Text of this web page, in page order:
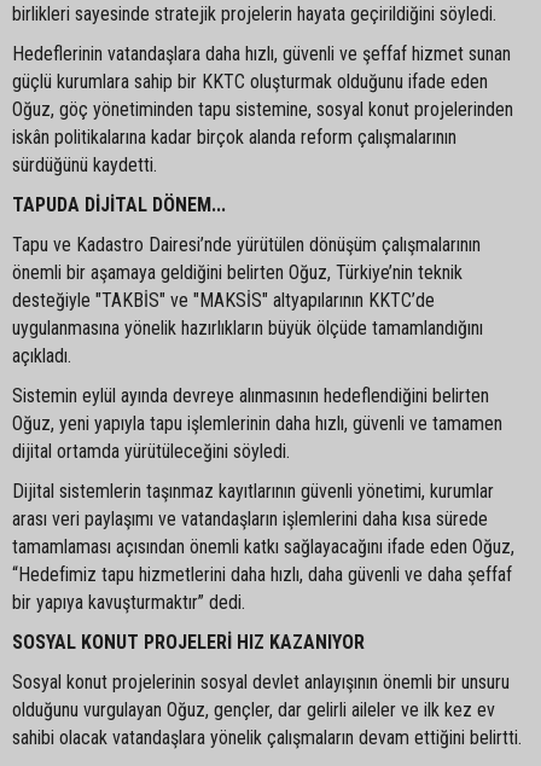
birlikleri sayesinde stratejik projelerin hayata geçirildiğini söyledi.
Hedeflerinin vatandaşlara daha hızlı, güvenli ve şeffaf hizmet sunan
güçlü kurumlara sahip bir KKTC oluşturmak olduğunu ifade eden
Oğuz, göç yönetiminden tapu sistemine, sosyal konut projelerinden
iskân politikalarına kadar birçok alanda reform çalışmalarının
sürdüğünü kaydetti.
TAPUDA DİJİTAL DÖNEM...
Tapu ve Kadastro Dairesi’nde yürütülen dönüşüm çalışmalarının
önemli bir aşamaya geldiğini belirten Oğuz, Türkiye’nin teknik
desteğiyle "TAKBİS" ve "MAKSİS" altyapılarının KKTC’de
uygulanmasına yönelik hazırlıkların büyük ölçüde tamamlandığını
açıkladı.
Sistemin eylül ayında devreye alınmasının hedeflendiğini belirten
Oğuz, yeni yapıyla tapu işlemlerinin daha hızlı, güvenli ve tamamen
dijital ortamda yürütüleceğini söyledi.
Dijital sistemlerin taşınmaz kayıtlarının güvenli yönetimi, kurumlar
arası veri paylaşımı ve vatandaşların işlemlerini daha kısa sürede
tamamlaması açısından önemli katkı sağlayacağını ifade eden Oğuz,
“Hedefimiz tapu hizmetlerini daha hızlı, daha güvenli ve daha şeffaf
bir yapıya kavuşturmaktır” dedi.
SOSYAL KONUT PROJELERİ HIZ KAZANIYOR
Sosyal konut projelerinin sosyal devlet anlayışının önemli bir unsuru
olduğunu vurgulayan Oğuz, gençler, dar gelirli aileler ve ilk kez ev
sahibi olacak vatandaşlara yönelik çalışmaların devam ettiğini belirtti.